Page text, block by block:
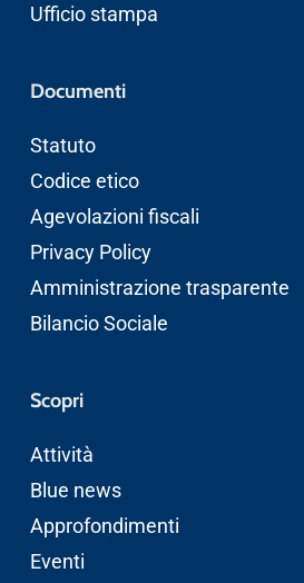
Ufficio stampa
Documenti
Statuto
Codice etico
Agevolazioni fiscali
Privacy Policy
Amministrazione trasparente
Bilancio Sociale
Scopri
Attività
Blue news
Approfondimenti
Eventi